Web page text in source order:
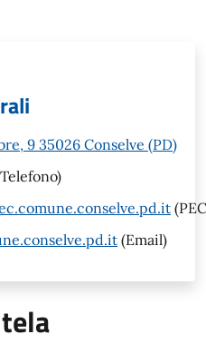
9 35026 Conselve (PD)
(Email)